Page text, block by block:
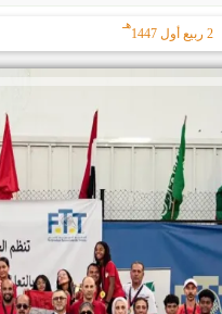
2 ربيع أول 1447
هـ